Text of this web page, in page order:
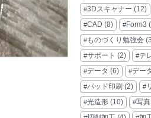
3Dスキャナー (12)
CAD (8) Form3
ものづくり勉強会
サポート (2) テ
データ (6) デー
パッド印刷 (2)
光造形 (10) 写真